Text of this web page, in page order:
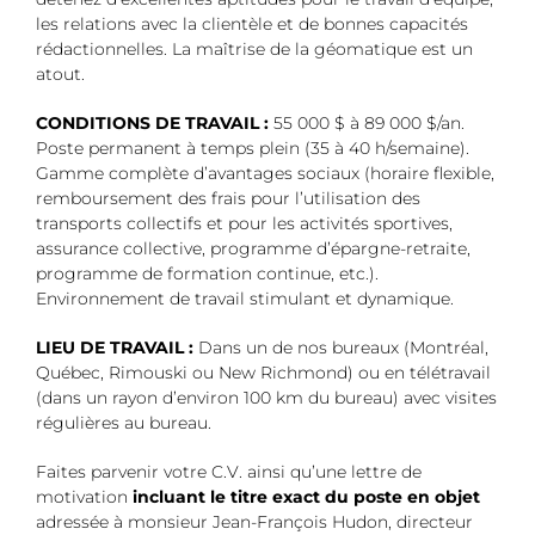
les relations avec la clientèle et de bonnes capacités
rédactionnelles. La maîtrise de la géomatique est un
atout.
CONDITIONS DE TRAVAIL : 55 000 $ à 89 000 $/an.
Poste permanent à temps plein (35 à 40 h/semaine).
Gamme complète d’avantages sociaux (horaire flexible,
remboursement des frais pour l’utilisation des
transports collectifs et pour les activités sportives,
assurance collective, programme d’épargne-retraite,
programme de formation continue, etc.).
Environnement de travail stimulant et dynamique.
LIEU DE TRAVAIL : Dans un de nos bureaux (Montréal,
Québec, Rimouski ou New Richmond) ou en télétravail
(dans un rayon d’environ 100 km du bureau) avec visites
régulières au bureau.
Faites parvenir votre C.V. ainsi qu’une lettre de
motivation incluant le titre exact du poste en objet
adressée à monsieur Jean-François Hudon, directeur